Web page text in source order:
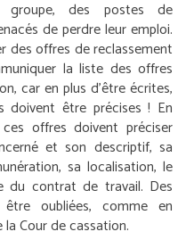
groupe, des postes de
de perdre leur emploi.
des offres de reclassement
la liste des offres
car en plus d’être écrites,
doivent être précises ! En
offres doivent préciser
et son descriptif, sa
sa localisation, le
du contrat de travail. Des
oubliées, comme en
Cour de cassation.